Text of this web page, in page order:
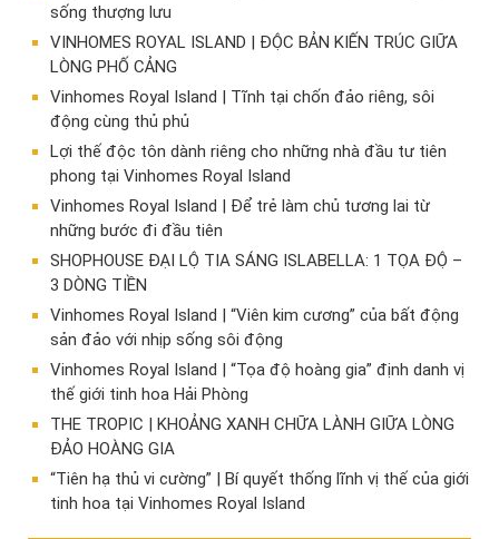
sống thượng lưu
VINHOMES ROYAL ISLAND | ĐỘC BẢN KIẾN TRÚC GIỮA
LÒNG PHỐ CẢNG
Vinhomes Royal Island | Tĩnh tại chốn đảo riêng, sôi
động cùng thủ phủ
Lợi thế độc tôn dành riêng cho những nhà đầu tư tiên
phong tại Vinhomes Royal Island
Vinhomes Royal Island | Để trẻ làm chủ tương lai từ
những bước đi đầu tiên
SHOPHOUSE ĐẠI LỘ TIA SÁNG ISLABELLA: 1 TỌA ĐỘ –
3 DÒNG TIỀN
Vinhomes Royal Island | “Viên kim cương” của bất động
sản đảo với nhịp sống sôi động
Vinhomes Royal Island | “Tọa độ hoàng gia” định danh vị
thế giới tinh hoa Hải Phòng
THE TROPIC | KHOẢNG XANH CHỮA LÀNH GIỮA LÒNG
ĐẢO HOÀNG GIA
“Tiên hạ thủ vi cường” | Bí quyết thống lĩnh vị thế của giới
tinh hoa tại Vinhomes Royal Island